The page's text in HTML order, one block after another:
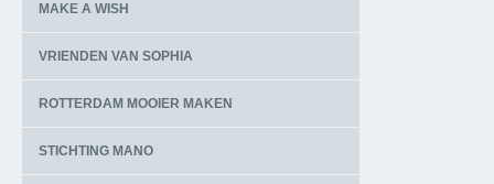
MAKE A WISH
VRIENDEN VAN SOPHIA
ROTTERDAM MOOIER MAKEN
STICHTING MANO